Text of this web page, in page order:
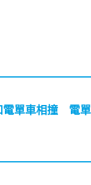
電單車相撞 電